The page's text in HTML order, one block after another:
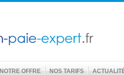
NOTRE OFFRE NOS TARIFS